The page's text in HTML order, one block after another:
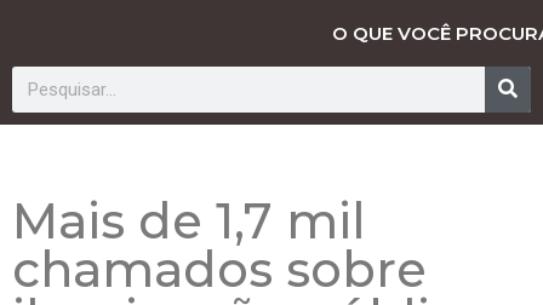
O QUE VOCÊ
Mais de 1,7 mil
chamados sobre